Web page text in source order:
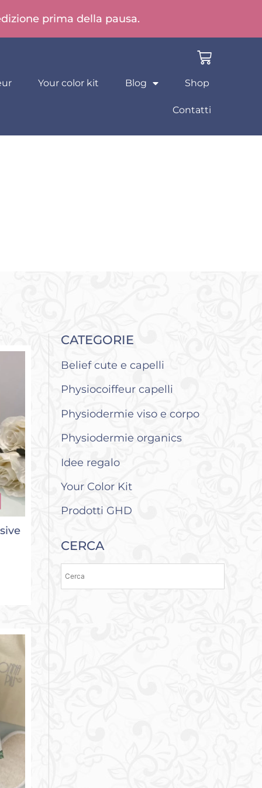
prima della pausa.
Your color kit Blog Shop
Contatti
CATEGORIE
Belief cute e capelli
Physiocoiffeur capelli
Physiodermie viso e corpo
Physiodermie organics
Idee regalo
Your Color Kit
Prodotti GHD
CERCA